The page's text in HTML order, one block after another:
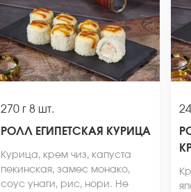
270 г8 шт.
РОЛЛ ЕГИПЕТСКАЯ КУРИЦА
Курица, крем чиз, капуста
пекинская, замес монако,
соус унаги, рис, нори. Не